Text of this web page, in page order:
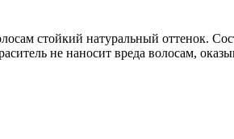
стойкий натуральный оттенок.
не наносит вреда волосам,